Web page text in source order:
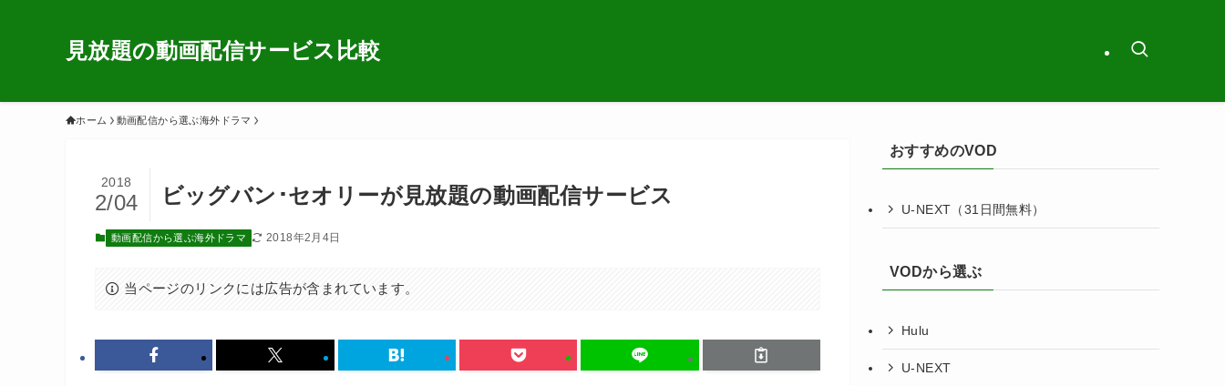
見放題の動画配信サービス比較
ホーム 動画配信から選ぶ海外ドラマ
ビッグバン･セオリーが見放題の動画配信サービス
2018
2/04
動画配信から選ぶ海外ドラマ 2018年2月4日
当ページのリンクには広告が含まれています。
おすすめのVOD
U-NEXT（31日間無料）
VODから選ぶ
Hulu
U-NEXT